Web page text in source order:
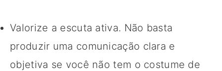
Valorize a escuta ativa. Não basta
produzir uma comunicação clara e
objetiva se você não tem o costume de